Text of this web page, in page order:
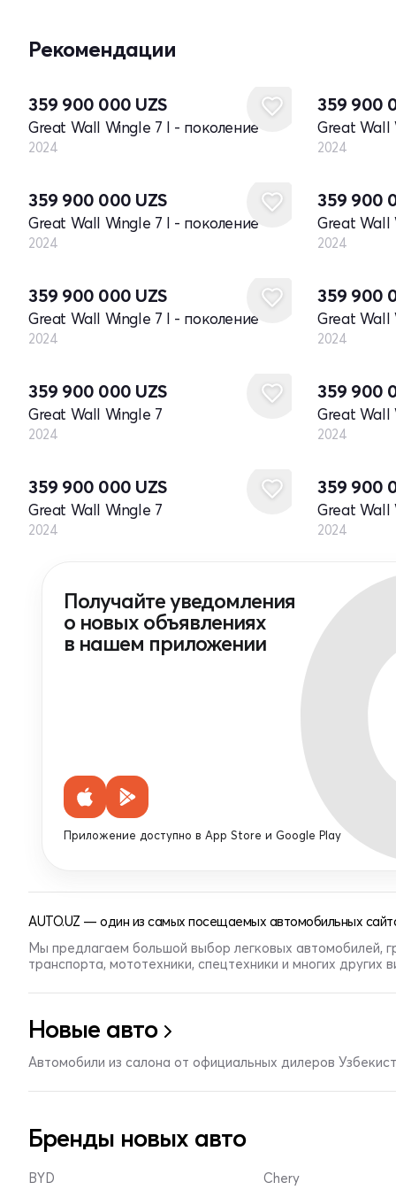
Рекомендации
359 900 000 UZS
Great Wall Wingle 7 I - поколение
2024
359 900
Great Wall
2024
359 900 000 UZS
Great Wall Wingle 7 I - поколение
2024
359 900
Great Wall
2024
359 900 000 UZS
Great Wall Wingle 7 I - поколение
2024
359 900
Great Wall
2024
359 900 000 UZS
Great Wall Wingle 7
2024
359 900
Great Wall
2024
359 900 000 UZS
Great Wall Wingle 7
2024
359 900
Great Wall
2024
Получайте уведомления
о новых объявлениях
в нашем приложении
Приложение доступно в App Store и Google Play
AUTO.UZ — один из самых посещаемых автомобильных
Мы предлагаем большой выбор легковых автомобилей,
транспорта, мототехники, спецтехники и многих других
Новые авто
Автомобили из салона от официальных дилеров
Бренды новых авто
BYD Chery